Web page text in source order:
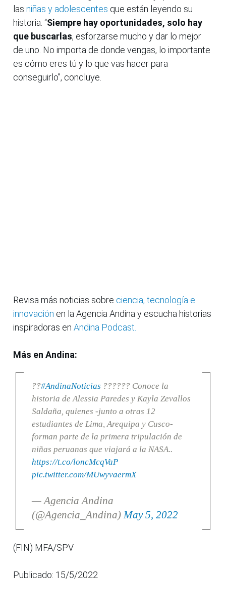
las niñas y adolescentes que están leyendo su
historia. “Siempre hay oportunidades, solo hay
que buscarlas, esforzarse mucho y dar lo mejor
de uno. No importa de donde vengas, lo importante
es cómo eres tú y lo que vas hacer para
conseguirlo”, concluye.
Revisa más noticias sobre ciencia, tecnología e
innovación en la Agencia Andina y escucha historias
inspiradoras en Andina Podcast.
Más en Andina:
??#AndinaNoticias ?????? Conoce la
historia de Alessia Paredes y Kayla Zevallos
Saldaña, quienes -junto a otras 12
estudiantes de Lima, Arequipa y Cusco-
forman parte de la primera tripulación de
niñas peruanas que viajará a la NASA..
https://t.co/loncMcqVaP
pic.twitter.com/MUwyvaermX
— Agencia Andina
(@Agencia_Andina)May 5, 2022
(FIN) MFA/SPV
Publicado: 15/5/2022